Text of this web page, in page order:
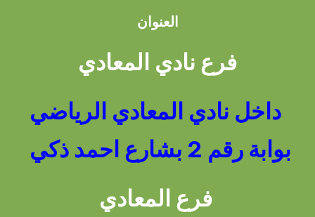
العنوان
فرع نادي المعادي
داخل نادي المعادي الرياضي
بوابة رقم 2 بشارع احمد ذكي
فرع المعادي